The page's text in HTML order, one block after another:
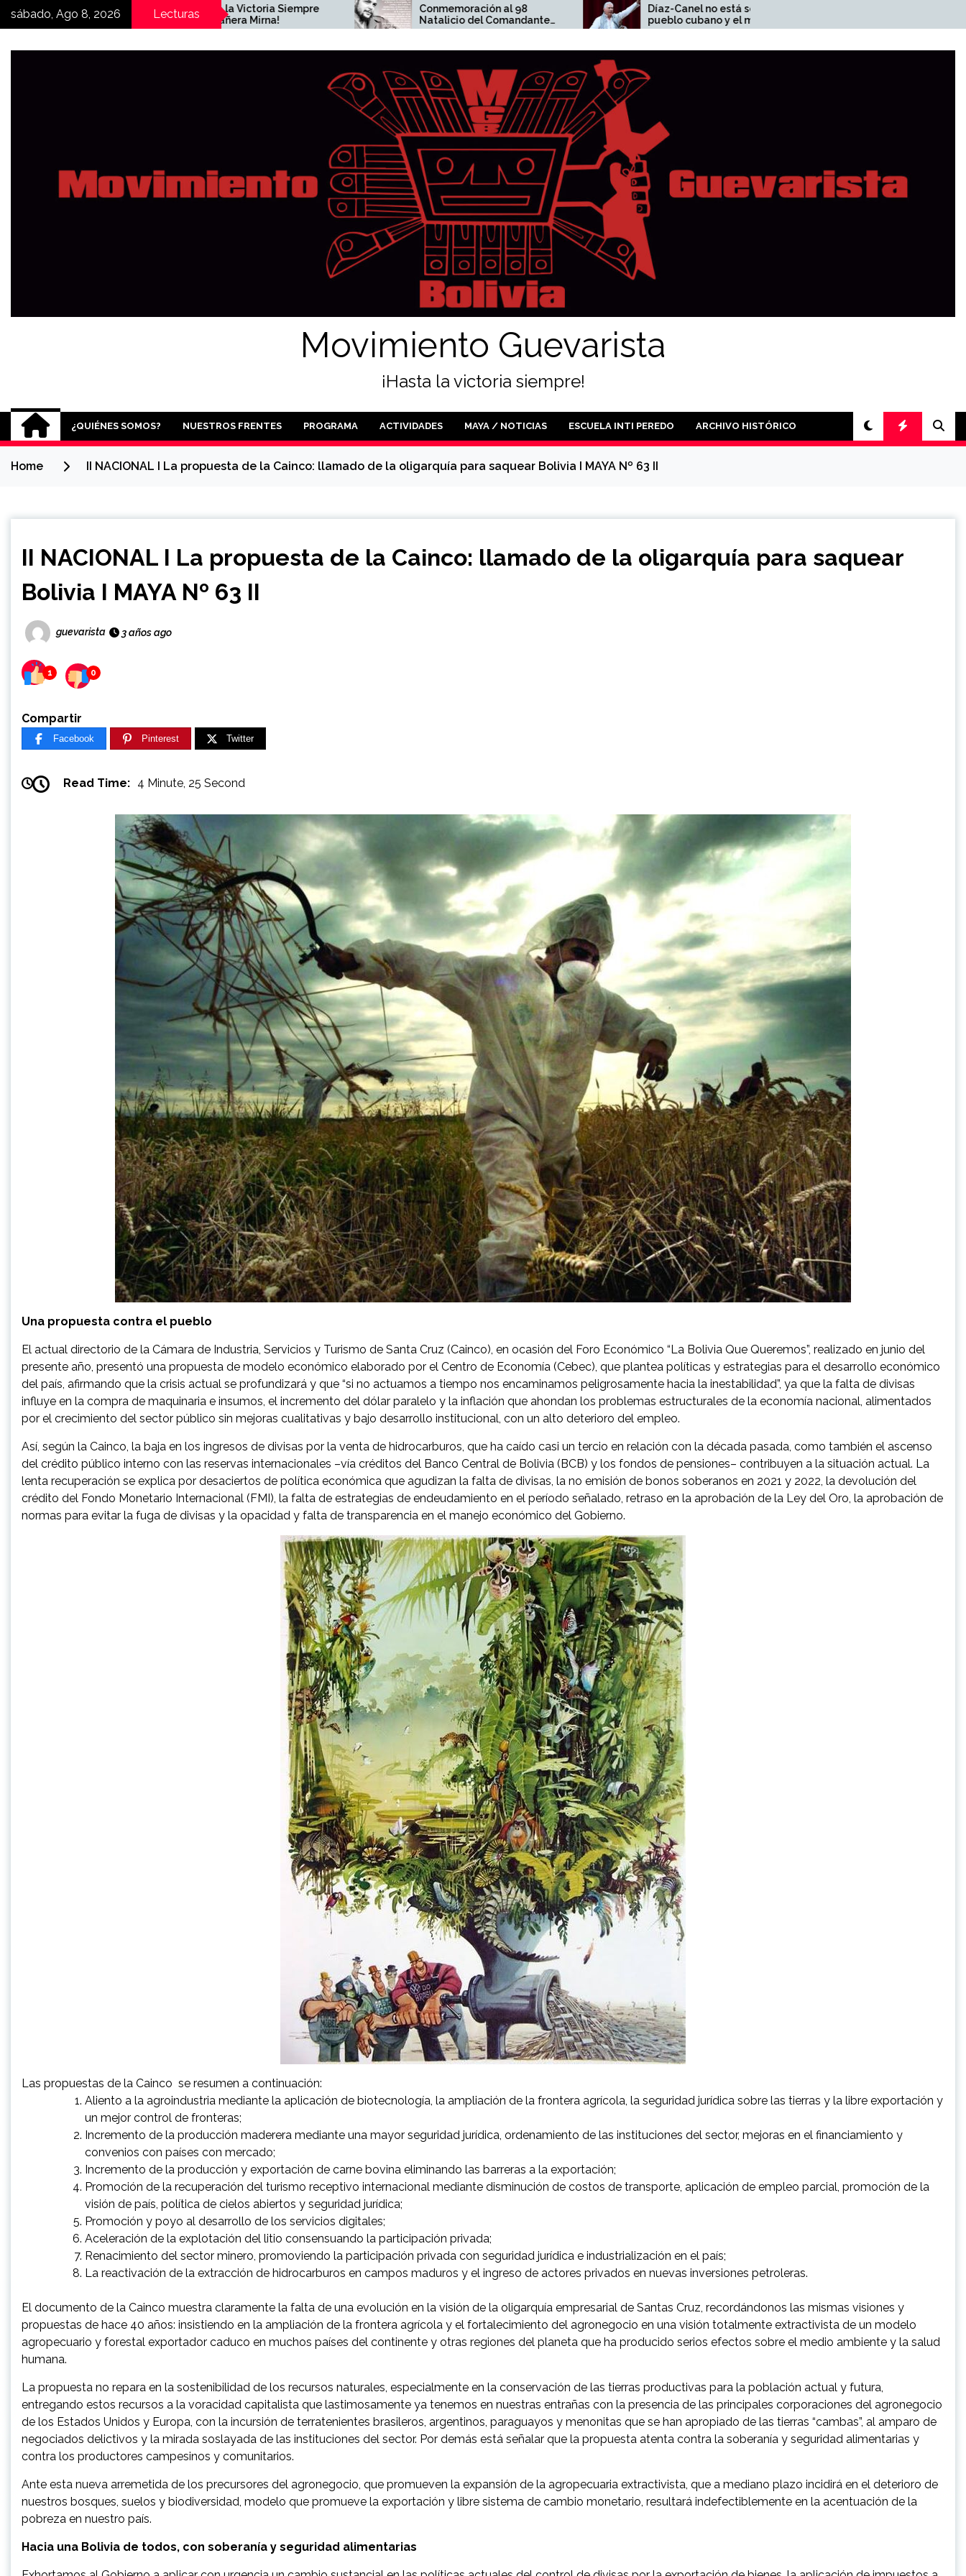
Skipsábado, Ago 8, 2026 Lecturas
¡Hasta la Victoria Siempre
compañera Mirna!
Conmemoración al 98
Natalicio del Comandante
Ernesto Che Guevara
Díaz-Canel no está solo: el
pueblo cubano y el mundo
responden
pueblo contra la dictadura y
Movimiento Guevarista
¡Hasta la victoria siempre!
¿QUIÉNES SOMOS? NUESTROS FRENTES PROGRAMA ACTIVIDADES MAYA / NOTICIAS ESCUELA INTI PEREDO ARCHIVO HISTÓRICO
Home II NACIONAL I La propuesta de la Cainco: llamado de la oligarquía para saquear Bolivia I MAYA Nº 63 II
II NACIONAL I La propuesta de la Cainco: llamado de la oligarquía para saquear
Bolivia I MAYA Nº 63 II
guevarista 3 años ago
1 0
Compartir
Facebook Pinterest Twitter
Read Time: 4 Minute, 25 Second
Una propuesta contra el pueblo
El actual directorio de la Cámara de Industria, Servicios y Turismo de Santa Cruz (Cainco), en ocasión del Foro Económico “La Bolivia Que Queremos”, realizado en junio del
presente año, presentó una propuesta de modelo económico elaborado por el Centro de Economía (Cebec), que plantea políticas y estrategias para el desarrollo económico
del país, afirmando que la crisis actual se profundizará y que “si no actuamos a tiempo nos encaminamos peligrosamente hacia la inestabilidad”, ya que la falta de divisas
influye en la compra de maquinaria e insumos, el incremento del dólar paralelo y la inflación que ahondan los problemas estructurales de la economía nacional, alimentados
por el crecimiento del sector público sin mejoras cualitativas y bajo desarrollo institucional, con un alto deterioro del empleo.
Así, según la Cainco, la baja en los ingresos de divisas por la venta de hidrocarburos, que ha caído casi un tercio en relación con la década pasada, como también el ascenso
del crédito público interno con las reservas internacionales –vía créditos del Banco Central de Bolivia (BCB) y los fondos de pensiones– contribuyen a la situación actual. La
lenta recuperación se explica por desaciertos de política económica que agudizan la falta de divisas, la no emisión de bonos soberanos en 2021 y 2022, la devolución del
crédito del Fondo Monetario Internacional (FMI), la falta de estrategias de endeudamiento en el período señalado, retraso en la aprobación de la Ley del Oro, la aprobación de
normas para evitar la fuga de divisas y la opacidad y falta de transparencia en el manejo económico del Gobierno.
Las propuestas de la Cainco se resumen a continuación:
Aliento a la agroindustria mediante la aplicación de biotecnología, la ampliación de la frontera agrícola, la seguridad jurídica sobre las tierras y la libre exportación y
un mejor control de fronteras;
Incremento de la producción maderera mediante una mayor seguridad jurídica, ordenamiento de las instituciones del sector, mejoras en el financiamiento y
convenios con países con mercado;
Incremento de la producción y exportación de carne bovina eliminando las barreras a la exportación;
Promoción de la recuperación del turismo receptivo internacional mediante disminución de costos de transporte, aplicación de empleo parcial, promoción de la
visión de país, política de cielos abiertos y seguridad jurídica;
Promoción y poyo al desarrollo de los servicios digitales;
Aceleración de la explotación del litio consensuando la participación privada;
Renacimiento del sector minero, promoviendo la participación privada con seguridad jurídica e industrialización en el país;
La reactivación de la extracción de hidrocarburos en campos maduros y el ingreso de actores privados en nuevas inversiones petroleras.
El documento de la Cainco muestra claramente la falta de una evolución en la visión de la oligarquía empresarial de Santas Cruz, recordándonos las mismas visiones y
propuestas de hace 40 años: insistiendo en la ampliación de la frontera agrícola y el fortalecimiento del agronegocio en una visión totalmente extractivista de un modelo
agropecuario y forestal exportador caduco en muchos países del continente y otras regiones del planeta que ha producido serios efectos sobre el medio ambiente y la salud
humana.
La propuesta no repara en la sostenibilidad de los recursos naturales, especialmente en la conservación de las tierras productivas para la población actual y futura,
entregando estos recursos a la voracidad capitalista que lastimosamente ya tenemos en nuestras entrañas con la presencia de las principales corporaciones del agronegocio
de los Estados Unidos y Europa, con la incursión de terratenientes brasileros, argentinos, paraguayos y menonitas que se han apropiado de las tierras “cambas”, al amparo de
negociados delictivos y la mirada soslayada de las instituciones del sector. Por demás está señalar que la propuesta atenta contra la soberanía y seguridad alimentarias y
contra los productores campesinos y comunitarios.
Ante esta nueva arremetida de los precursores del agronegocio, que promueven la expansión de la agropecuaria extractivista, que a mediano plazo incidirá en el deterioro de
nuestros bosques, suelos y biodiversidad, modelo que promueve la exportación y libre sistema de cambio monetario, resultará indefectiblemente en la acentuación de la
pobreza en nuestro país.
Hacia una Bolivia de todos, con soberanía y seguridad alimentarias